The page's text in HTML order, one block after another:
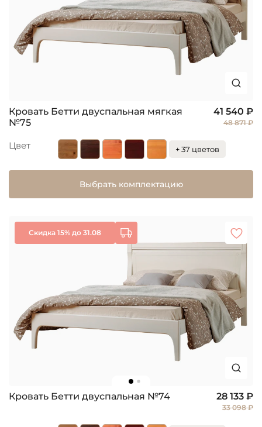
Кровать Бетти двуспальная мягкая
№75
41 540 ₽
48 871 ₽
Цвет + 37 цветов
Выбрать комплектацию
Скидка 15% до 31.08
Кровать Бетти двуспальная №74 28 133 ₽
33 098 ₽